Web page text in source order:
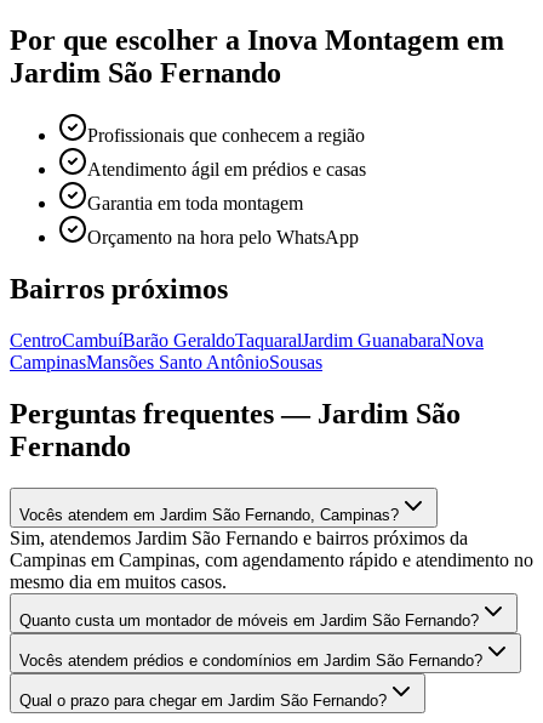
Por que escolher a Inova Montagem em
Jardim São Fernando
Profissionais que conhecem a região
Atendimento ágil em prédios e casas
Garantia em toda montagem
Orçamento na hora pelo WhatsApp
Bairros próximos
CentroCambuíBarão GeraldoTaquaralJardim GuanabaraNova
CampinasMansões Santo AntônioSousas
Perguntas frequentes — Jardim São
Fernando
Vocês atendem em Jardim São Fernando, Campinas?
Sim, atendemos Jardim São Fernando e bairros próximos da
Campinas em Campinas, com agendamento rápido e atendimento no
mesmo dia em muitos casos.
Quanto custa um montador de móveis em Jardim São Fernando?
Vocês atendem prédios e condomínios em Jardim São Fernando?
Qual o prazo para chegar em Jardim São Fernando?